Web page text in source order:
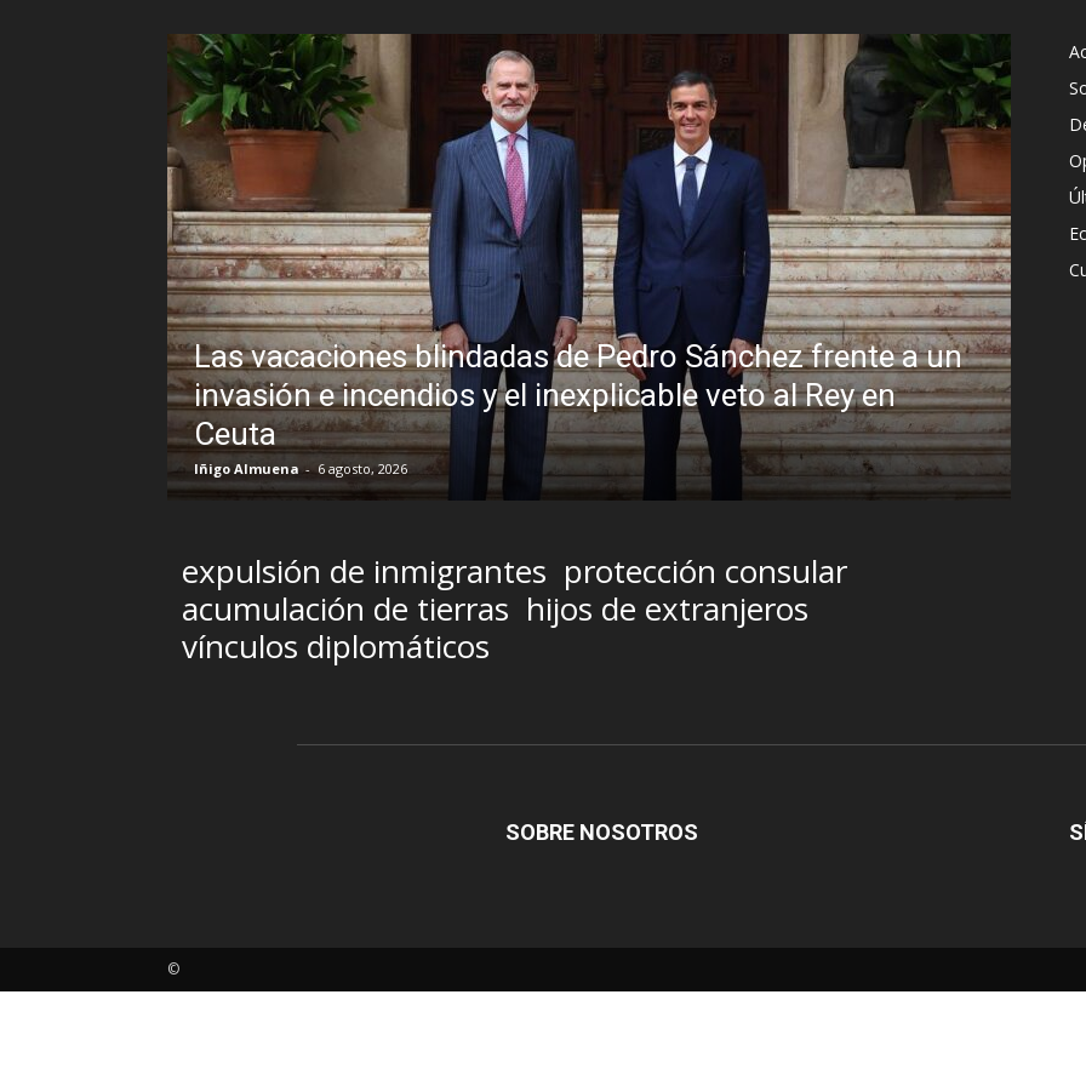
de Pedro Sánchez frente a un
inexplicable veto al Rey en
Sin disimulo: la peligrosa
Brasil y la sombra del Foro de São Paulo
R.C. Gómez 5 agosto, 2026
expulsión de inmigrantes protección consular
acumulación de tierras hijos de extranjeros
vínculos diplomáticos
SOBRE NOSOTROS
©